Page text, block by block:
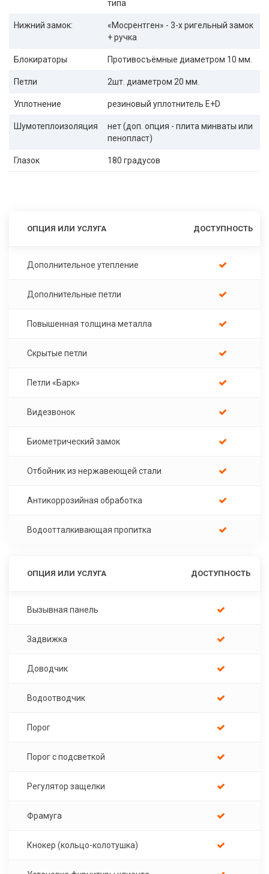
типа
Нижний замок:
«Мосрентген» - 3-х ригельный замок
+ ручка
Блокираторы Противосъёмные диаметром 10 мм.
Петли 2шт. диаметром 20 мм.
Уплотнение резиновый уплотнитель E+D
Шумотеплоизоляция
нет (доп. опция - плита минваты или
пенопласт)
Глазок 180 градусов
ОПЦИЯ ИЛИ УСЛУГА ДОСТУПНОСТЬ
Дополнительное утепление
Дополнительные петли
Повышенная толщина металла
Скрытые петли
Петли «Барк»
Видезвонок
Биометрический замок
Отбойник из нержавеющей стали
Антикоррозийная обработка
Водоотталкивающая пропитка
ОПЦИЯ ИЛИ УСЛУГА ДОСТУПНОСТЬ
Вызывная панель
Задвижка
Доводчик
Водоотводчик
Порог
Порог с подсветкой
Регулятор защелки
Фрамуга
Кнокер (кольцо-колотушка)